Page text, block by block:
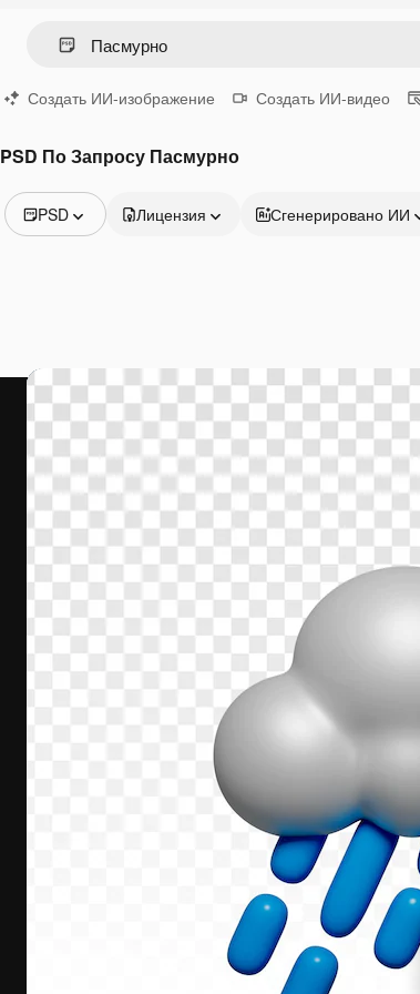
Создать ИИ-изображение Создать ИИ-видео
PSD По Запросу Пасмурно
PSD
Видео
Иконки
3D-модели
Шрифты
Лицензия Сгенерировано ИИ
Креативная платформа для создания
подписчиков среди креаторов,
предприятий, агентств и студий.
Pусский